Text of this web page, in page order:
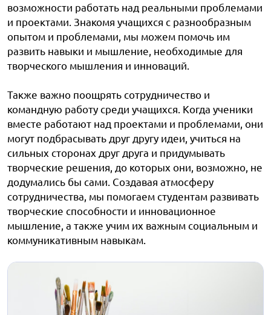
возможности работать над реальными проблемами
и проектами. Знакомя учащихся с разнообразным
опытом и проблемами, мы можем помочь им
развить навыки и мышление, необходимые для
творческого мышления и инноваций.
Также важно поощрять сотрудничество и
командную работу среди учащихся. Когда ученики
вместе работают над проектами и проблемами, они
могут подбрасывать друг другу идеи, учиться на
сильных сторонах друг друга и придумывать
творческие решения, до которых они, возможно, не
додумались бы сами. Создавая атмосферу
сотрудничества, мы помогаем студентам развивать
творческие способности и инновационное
мышление, а также учим их важным социальным и
коммуникативным навыкам.